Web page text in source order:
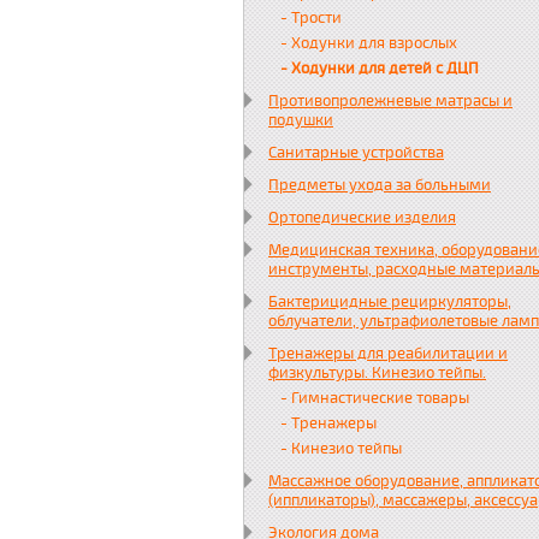
- Трости
- Ходунки для взрослых
- Ходунки для детей с ДЦП
Противопролежневые матрасы и
подушки
Санитарные устройства
Предметы ухода за больными
Ортопедические изделия
Медицинская техника,
инструменты, расходные
Бактерицидные рециркуляторы,
облучатели, ультрафиолетовые
Тренажеры для реабилитации и
физкультуры. Кинезио тейпы.
- Гимнастические товары
- Тренажеры
- Кинезио тейпы
Массажное оборудование,
(иппликаторы), массажеры,
Экология дома